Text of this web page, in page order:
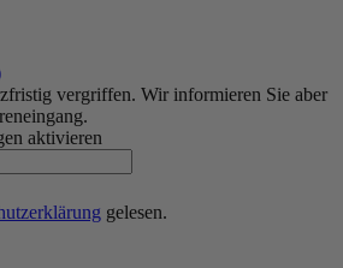
vergriffen. Wir informieren Sie aber
aktivieren
gelesen.